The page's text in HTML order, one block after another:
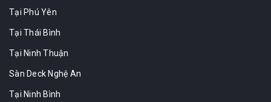
Tại Phú Yên
Tại Thái Bình
Tại Ninh Thuận
Sàn Deck Nghệ An
Tại Ninh Bình